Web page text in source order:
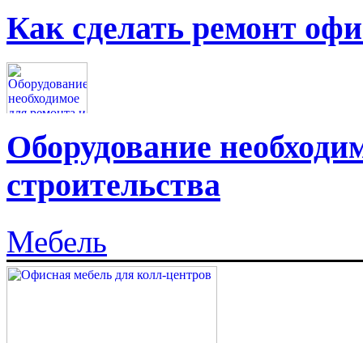
Как сделать ремонт
Оборудование
строительства
Мебель